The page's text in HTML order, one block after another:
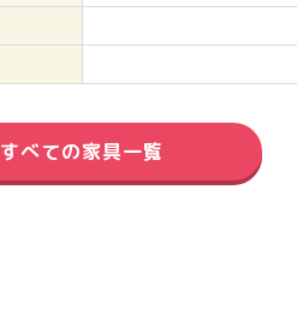
すべての家具一覧